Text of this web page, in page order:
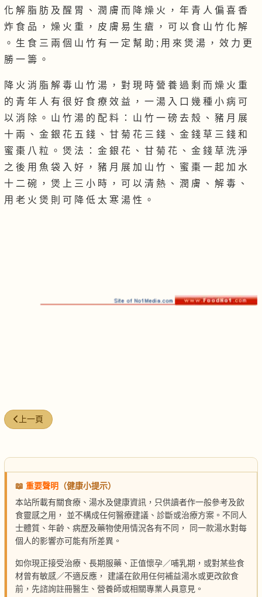
化 解 脂 肪 及 醒 胃 、 潤 膚 而 降 燥 火 ， 年 青 人 偏 喜 香
炸 食 品 ， 燥 火 重 ， 皮 膚 易 生 瘡 ， 可 以 食 山 竹 化 解
。 生 食 三 兩 個 山 竹 有 一 定 幫 助 ; 用 來 煲 湯 ， 效 力 更
勝 一 籌 。
降 火 消 脂 解 毒 山 竹 湯 ， 對 現 時 營 養 過 剩 而 燥 火 重
的 青 年 人 有 很 好 食 療 效 益 ， 一 湯 入 口 幾 種 小 病 可
以 消 除 。 山 竹 湯 的 配 料 ： 山 竹 一 磅 去 殼 、 豬 月 展
十 兩 、 金 銀 花 五 錢 、 甘 菊 花 三 錢 、 金 錢 草 三 錢 和
蜜 棗 八 粒 。 煲 法 ： 金 銀 花 、 甘 菊 花 、 金 錢 草 洗 淨
之 後 用 魚 袋 入 好 ， 豬 月 展 加 山 竹 、 蜜 棗 一 起 加 水
十 二 碗 ， 煲 上 三 小 時 ， 可 以 清 熱 、 潤 膚 、 解 毒 、
用 老 火 煲 則 可 降 低 太 寒 湯 性 。
上一篇文章: 花子茶化脂降膽固醇
上一頁
📖 重要聲明
（健康小提示）
本站所載有關食療、湯水及健康資訊，只供讀者作一般參考及飲
食靈感之用， 並不構成任何醫療建議、診斷或治療方案。不同人
士體質、年齡、病歷及藥物使用情況各有不同， 同一款湯水對每
個人的影響亦可能有所差異。
如你現正接受治療、長期服藥、正值懷孕／哺乳期，或對某些食
材曾有敏感／不適反應， 建議在飲用任何補益湯水或更改飲食
前，先諮詢註冊醫生、營養師或相關專業人員意見。